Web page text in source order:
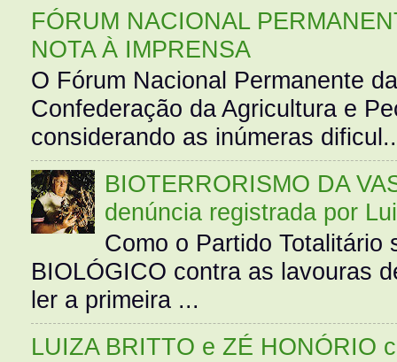
FÓRUM NACIONAL
NOTA À IMPRENSA
O Fórum Nacional Permanente
Confederação da Agricultura e
considerando as inúmeras
BIOTERRORISMO DA
denúncia registrada por
Como o Partido Totalitário
BIOLÓGICO contra as lavouras
ler a primeira ...
LUIZA BRITTO e ZÉ HONÓRIO